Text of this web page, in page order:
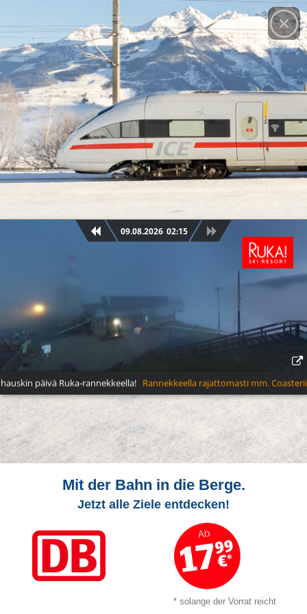
© Ruka Ski Resort
Mit der Bahn in die Berge.
Jetzt alle Ziele entdecken!
* solange der Vorrat reicht